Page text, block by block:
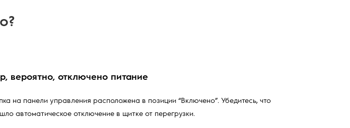
вероятно, отключено питание
на панели управления расположена в позиции “Включено”. Убедитесь, что
автоматическое отключение в щитке от перегрузки.